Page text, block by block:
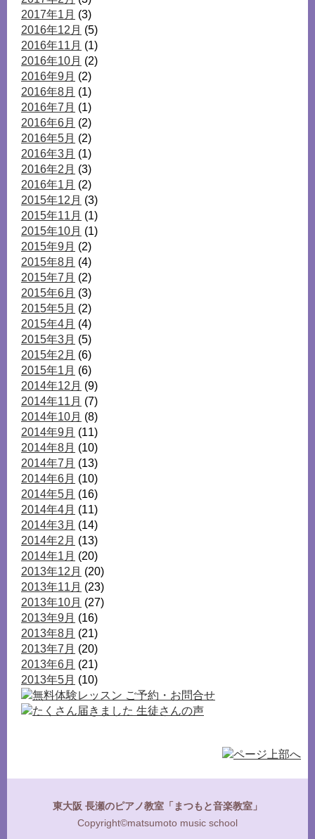
2017年1月 (3)
2016年12月 (5)
2016年11月 (1)
2016年10月 (2)
2016年9月 (2)
2016年8月 (1)
2016年7月 (1)
2016年6月 (2)
2016年5月 (2)
2016年3月 (1)
2016年2月 (3)
2016年1月 (2)
2015年12月 (3)
2015年11月 (1)
2015年10月 (1)
2015年9月 (2)
2015年8月 (4)
2015年7月 (2)
2015年6月 (3)
2015年5月 (2)
2015年4月 (4)
2015年3月 (5)
2015年2月 (6)
2015年1月 (6)
2014年12月 (9)
2014年11月 (7)
2014年10月 (8)
2014年9月 (11)
2014年8月 (10)
2014年7月 (13)
2014年6月 (10)
2014年5月 (16)
2014年4月 (11)
2014年3月 (14)
2014年2月 (13)
2014年1月 (20)
2013年12月 (20)
2013年11月 (23)
2013年10月 (27)
2013年9月 (16)
2013年8月 (21)
2013年7月 (20)
2013年6月 (21)
2013年5月 (10)
東大阪 長瀬のピアノ教室「まつもと音楽教室」
Copyright©matsumoto music school